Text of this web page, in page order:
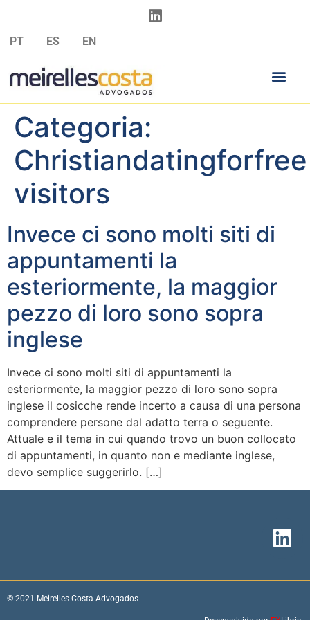
PT ES EN
Categoria:
Christiandatingforfree
visitors
Invece ci sono molti siti di
appuntamenti la
esteriormente, la maggior
pezzo di loro sono sopra
inglese
Invece ci sono molti siti di appuntamenti la
esteriormente, la maggior pezzo di loro sono sopra
inglese il cosicche rende incerto a causa di una persona
comprendere persone dal adatto terra o seguente.
Attuale e il tema in cui quando trovo un buon collocato
di appuntamenti, in quanto non e mediante inglese,
devo semplice suggerirlo. […]
© 2021 Meirelles Costa Advogados